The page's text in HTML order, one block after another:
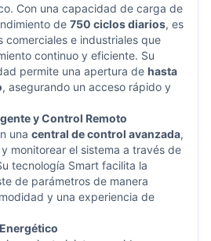
Con una capacidad de carga de
de 750 ciclos diarios, es
comerciales e industriales que
continuo y eficiente. Su
permite una apertura de hasta
, asegurando un acceso rápido y
y Control Remoto
una central de control avanzada,
monitorear el sistema a través de
tecnología Smart facilita la
de parámetros de manera
y una experiencia de